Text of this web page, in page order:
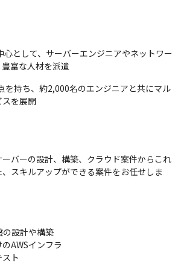
として、サーバーエンジニアやネットワー
富な人材を派遣
持ち、約2,000名のエンジニアと共にマル
を展開
ーバーの設計、構築、クラウド案件からこれ
スキルアップができる案件をお任せしま
の設計や構築
AWSインフラ
ト